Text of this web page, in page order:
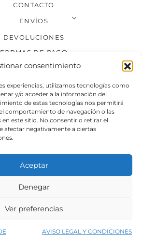
consentimiento
experiencias, utilizamos tecnologías como
y/o acceder a la información del
de estas tecnologías nos permitirá
comportamiento de navegación o las
este sitio. No consentir o retirar el
afectar negativamente a ciertas
Aceptar
Denegar
Ver preferencias
AVISO LEGAL Y CONDICIONES
CONTACTO
ENVÍOS
DEVOLUCIONES
FORMAS DE PAGO
SÍGUENOS
Condiciones generales de venta